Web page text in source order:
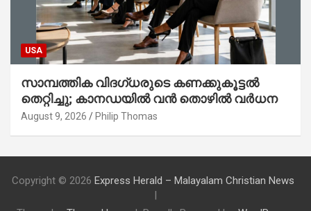
USA
സാമ്പത്തിക വിദഗ്ധരുടെ കണക്കുകൂട്ടൽ
തെറ്റിച്ചു; കാനഡയിൽ വൻ തൊഴിൽ വർധന
August 9, 2026 Philip Thomas
Copyright © 2026 Express Herald – Malayalam Christian News